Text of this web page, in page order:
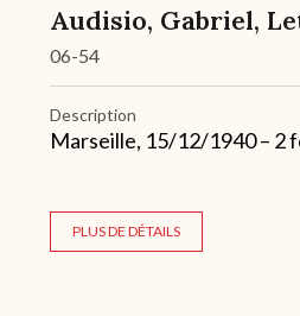
Audisio, Gabriel,
06-54
Description
Marseille, 15/12/1940 – 2
PLUS DE DÉTAILS